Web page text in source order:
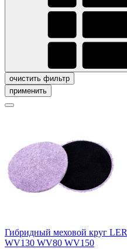
очистить фильтр
применить
Гибридный меховой круг
WV130 WV80 WV150